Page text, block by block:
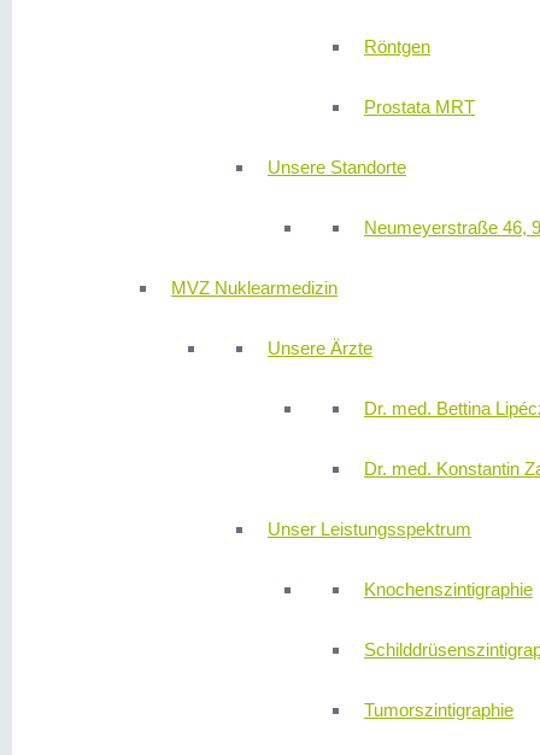
Röntgen
Prostata MRT
Unsere Standorte
Neumeyerstraße 46,
MVZ Nuklearmedizin
Unsere Ärzte
Dr. med. Bettina
Dr. med. Konstantin
Unser Leistungsspektrum
Knochenszintigraphie
Tumorszintigraphie